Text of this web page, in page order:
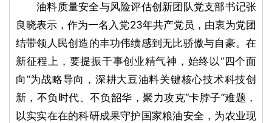
o
油料质量安全与风险评估创新团队党支部书记张
良晓表示，作为一名入党23年共产党员，由衷为党团
结带领人民创造的丰功伟绩感到无比骄傲与自豪。在
新征程上，要提振干事创业精气神，始终以“四个面
向”为战略导向，深耕大豆油料关键核心技术科技创
新，不负时代、不负韶华，聚力攻克“卡脖子”难题，
以实实在在的科研成果守护国家粮油安全，为农业现